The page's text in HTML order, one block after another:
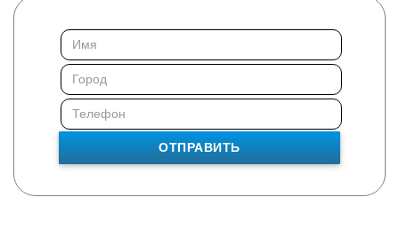
ОТПРАВИТЬ